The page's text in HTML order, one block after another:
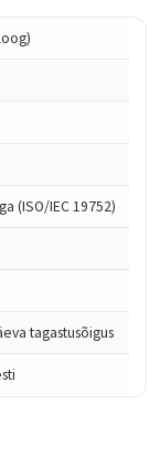
(ISO/IEC 19752)
tagastusõigus